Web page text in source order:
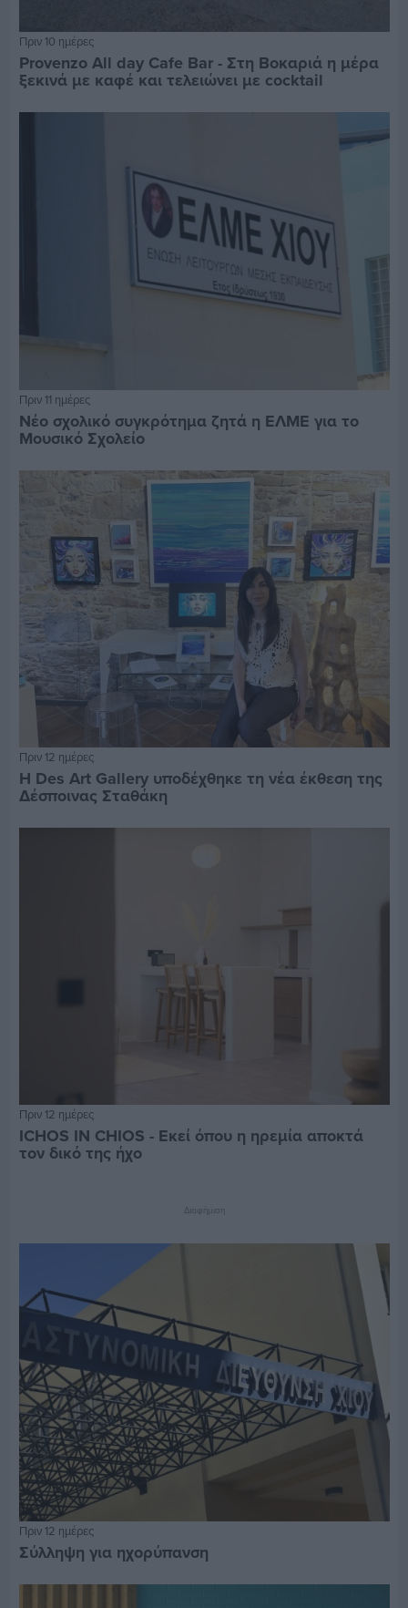
Πριν 10 ημέρες
Provenzo All day Cafe Bar - Στη Βοκαριά η μέρα
ξεκινά με καφέ και τελειώνει με cocktail
Πριν 11 ημέρες
Νέο σχολικό συγκρότημα ζητά η ΕΛΜΕ για το
Μουσικό Σχολείο
Πριν 12 ημέρες
Η Des Art Gallery υποδέχθηκε τη νέα έκθεση της
Δέσποινας Σταθάκη
Πριν 12 ημέρες
ICHOS IN CHIOS - Εκεί όπου η ηρεμία αποκτά
τον δικό της ήχο
Διαφήμιση
Πριν 12 ημέρες
Σύλληψη για ηχορύπανση